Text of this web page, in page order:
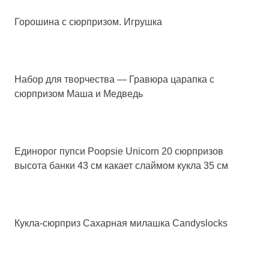
Горошина с сюрпризом. Игрушка
Набор для творчества — Гравюра царапка с
сюрпризом Маша и Медведь
Единорог пупси Poopsie Unicorn 20 сюрпризов
высота банки 43 см какает слаймом кукла 35 см
Кукла-сюрприз Сахарная милашка Candyslocks